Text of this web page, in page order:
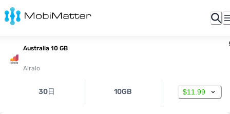
Australia 10 GB
Airalo
30日 10GB $11.99